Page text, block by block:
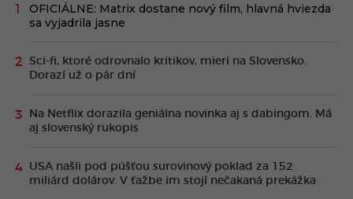
OFICIÁLNE: Matrix dostane nový film, hlavná hviezda
sa vyjadrila jasne
Sci-fi, ktoré odrovnalo kritikov, mieri na Slovensko.
Dorazí už o pár dní
Na Netflix dorazila geniálna novinka aj s dabingom. Má
aj slovenský rukopis
USA našli pod púšťou surovinový poklad za 152
miliárd dolárov. V ťažbe im stojí nečakaná prekážka